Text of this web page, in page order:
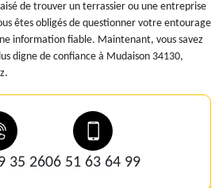
de trouver un terrassier ou une entreprise
êtes obligés de questionner votre entourage
information fiable. Maintenant, vous savez
digne de confiance à Mudaison 34130,
35 2606 51 63 64 99